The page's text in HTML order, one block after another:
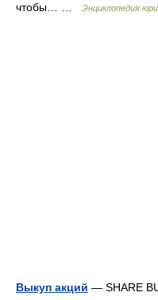
чтобы… …
Энциклопедия
Выкуп акций — SHARE